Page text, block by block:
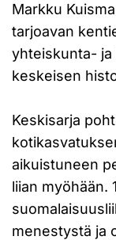
Markku
tarjoavan
yhteiskunta- ja
keskeisen
Keskisarja
aikuistuneen
liian myöhään.
menestystä ja